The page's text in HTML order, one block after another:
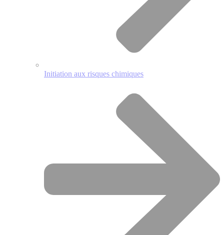
Initiation aux risques chimiques